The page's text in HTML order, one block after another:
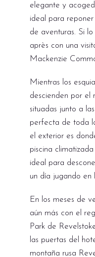
elegante y
ideal para
de aventuras. Si
après con una
Mackenzie
Mientras los
descienden por el
situadas junto a
perfecta de toda
el exterior es
piscina
ideal para
un día jugando en
En los meses de
aún más con el
Park de
las puertas del
montaña rusa